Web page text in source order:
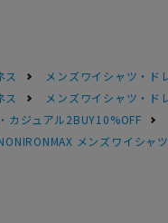
ス
メンズワイシャツ・ド
ス
メンズワイシャツ・ド
カジュアル2BUY10%OFF
メンズワイシャ